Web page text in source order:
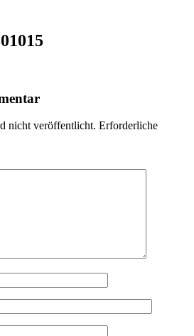
nicht veröffentlicht. Erforderliche